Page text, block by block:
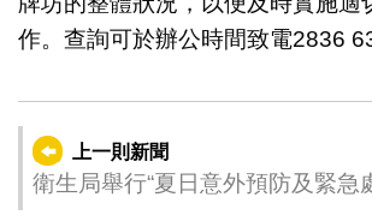
作。查詢可於辦公時間致電2836
上一則新聞
衛生局舉行“夏日意外預防及緊急